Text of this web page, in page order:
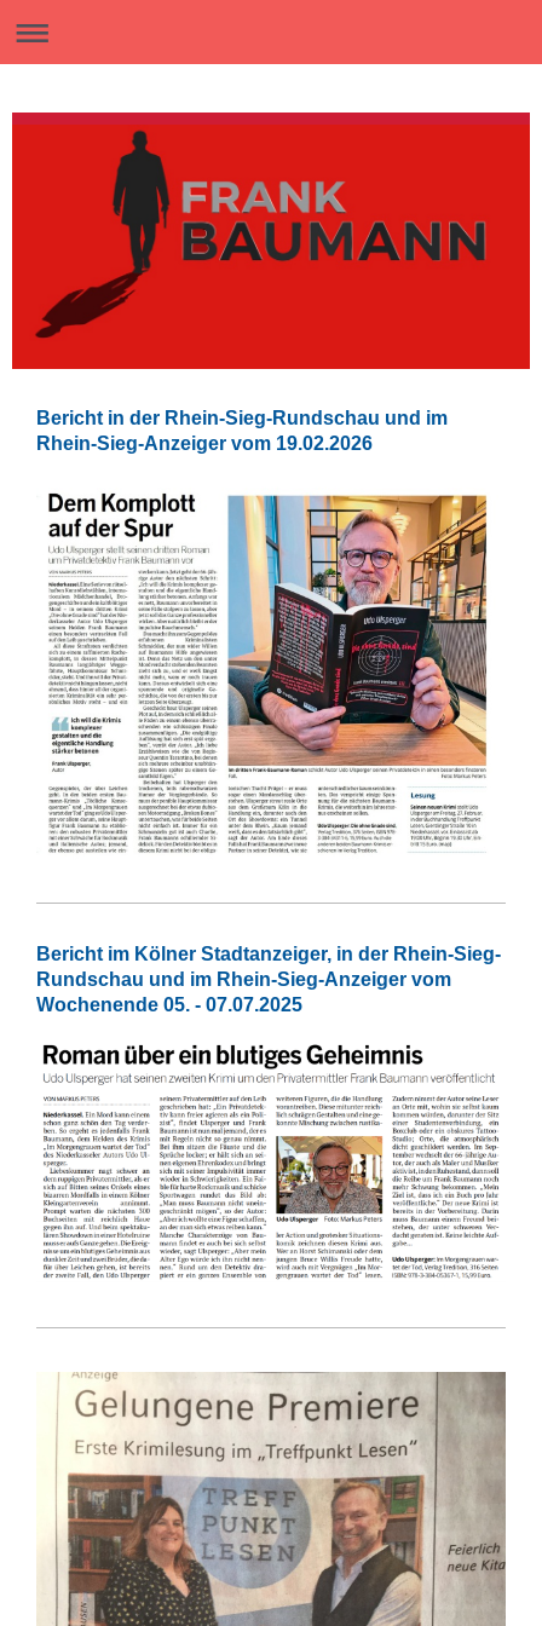
Bericht in der Rhein-Sieg-Rundschau und im
Rhein-Sieg-Anzeiger vom 19.02.2026
Bericht im Kölner Stadtanzeiger, in der Rhein-Sieg-
Rundschau und im Rhein-Sieg-Anzeiger vom
Wochenende 05. - 07.07.2025